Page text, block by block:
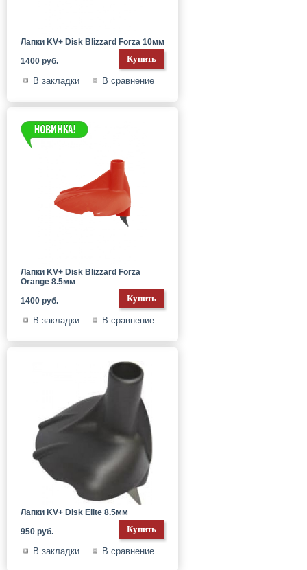
Лапки KV+ Disk Blizzard Forza 10мм
1400 руб.
В закладки В сравнение
Лапки KV+ Disk Blizzard Forza
Orange 8.5мм
1400 руб.
В закладки В сравнение
Лапки KV+ Disk Elite 8.5мм
950 руб.
В закладки В сравнение